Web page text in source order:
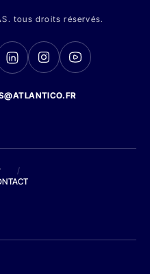
tous droits réservés.
/